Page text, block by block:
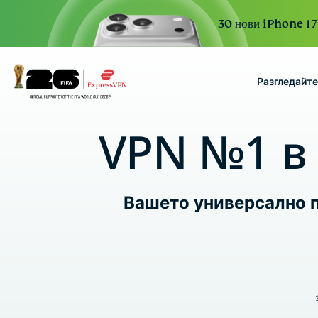
30 нови iPhone 17
VPN protection for
to deploy, simple to
scale.
VPN №1 в
Вашето универсално